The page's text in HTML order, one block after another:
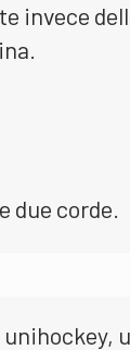
invece
due corde.